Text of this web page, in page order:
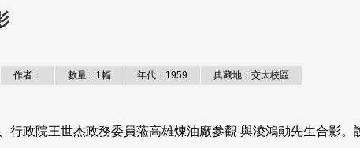
作者： 數量：1幅 年代：1959 典藏地：交大校區
行政院王世杰政務委員蒞高雄煉油廠參觀 與淩鴻勛先生合影。